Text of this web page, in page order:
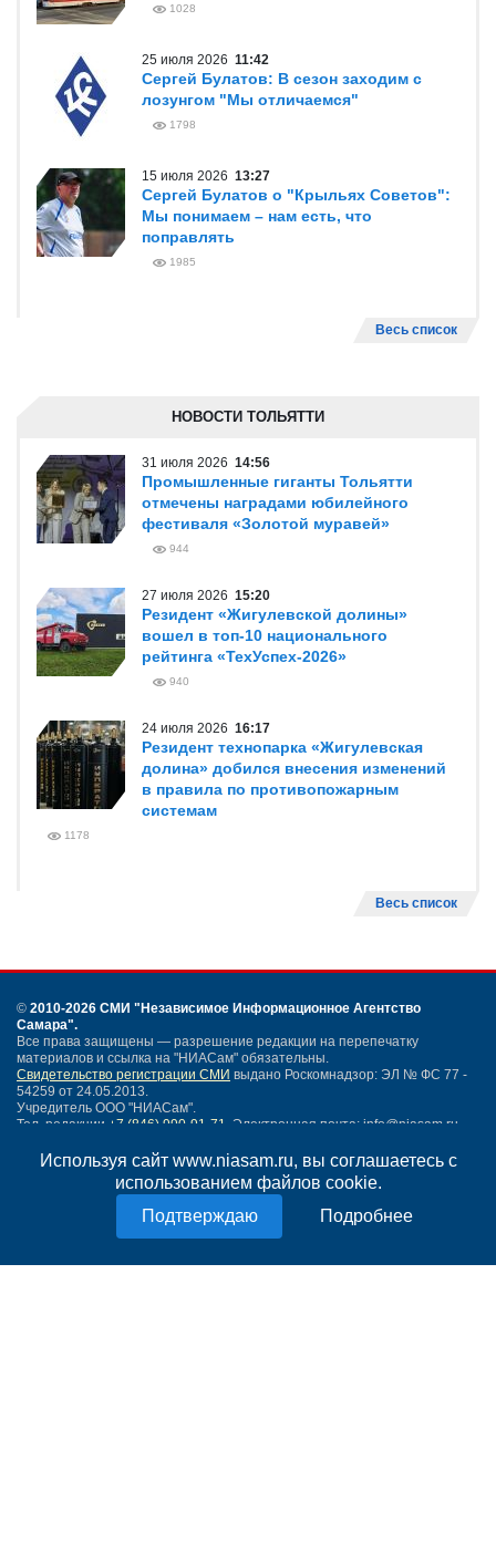
Используя сайт www.niasam.ru, вы соглашаетесь с
использованием файлов cookie.
Подробнее
1028
25 июля 2026 11:42
Сергей Булатов: В сезон заходим с
лозунгом "Мы отличаемся"
1798
15 июля 2026 13:27
Сергей Булатов о "Крыльях Советов":
Мы понимаем – нам есть, что
поправлять
1985
Весь список
НОВОСТИ ТОЛЬЯТТИ
31 июля 2026 14:56
Промышленные гиганты Тольятти
отмечены наградами юбилейного
фестиваля «Золотой муравей»
944
27 июля 2026 15:20
Резидент «Жигулевской долины»
вошел в топ-10 национального
рейтинга «ТехУспех-2026»
940
24 июля 2026 16:17
Резидент технопарка «Жигулевская
долина» добился внесения изменений
в правила по противопожарным
системам
1178
Весь список
© 2010-2026 СМИ "Независимое Информационное Агентство
Самара".
Все права защищены — разрешение редакции на перепечатку
материалов и ссылка на "НИАСам" обязательны.
Свидетельство регистрации СМИ выдано Роскомнадзор: ЭЛ № ФС 77 -
54259 от 24.05.2013.
Учредитель ООО "НИАСам".
Тел. редакции +7 (846) 990-91-71. Электронная почта: info@niasam.ru
Написать письмо
Политика конфиденциальности
18+